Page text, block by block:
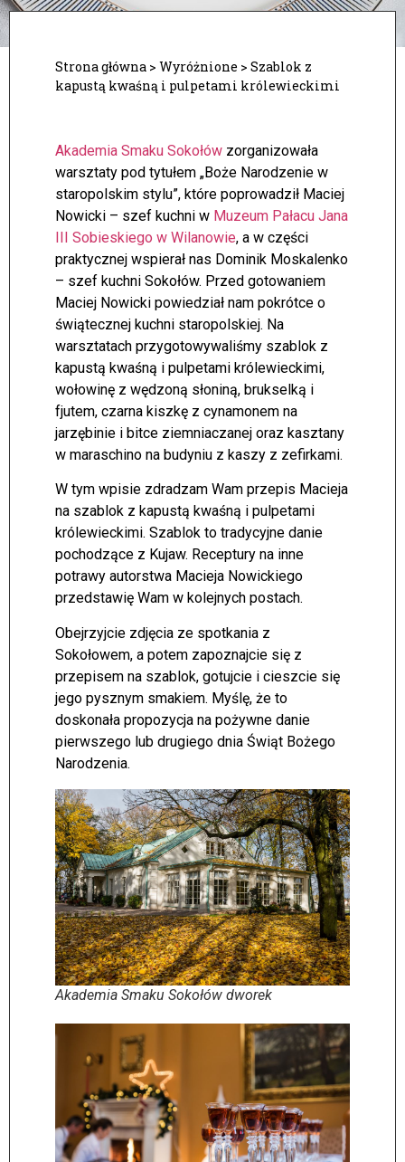
Strona główna > Wyróżnione > Szablok z
kapustą kwaśną i pulpetami królewieckimi
Akademia Smaku Sokołów zorganizowała
warsztaty pod tytułem „Boże Narodzenie w
staropolskim stylu”, które poprowadził Maciej
Nowicki – szef kuchni w Muzeum Pałacu Jana
III Sobieskiego w Wilanowie, a w części
praktycznej wspierał nas Dominik Moskalenko
– szef kuchni Sokołów. Przed gotowaniem
Maciej Nowicki powiedział nam pokrótce o
świątecznej kuchni staropolskiej. Na
warsztatach przygotowywaliśmy szablok z
kapustą kwaśną i pulpetami królewieckimi,
wołowinę z wędzoną słoniną, brukselką i
fjutem, czarna kiszkę z cynamonem na
jarzębinie i bitce ziemniaczanej oraz kasztany
w maraschino na budyniu z kaszy z zefirkami.
W tym wpisie zdradzam Wam przepis Macieja
na szablok z kapustą kwaśną i pulpetami
królewieckimi. Szablok to tradycyjne danie
pochodzące z Kujaw. Receptury na inne
potrawy autorstwa Macieja Nowickiego
przedstawię Wam w kolejnych postach.
Obejrzyjcie zdjęcia ze spotkania z
Sokołowem, a potem zapoznajcie się z
przepisem na szablok, gotujcie i cieszcie się
jego pysznym smakiem. Myślę, że to
doskonała propozycja na pożywne danie
pierwszego lub drugiego dnia Świąt Bożego
Narodzenia.
Akademia Smaku Sokołów dworek